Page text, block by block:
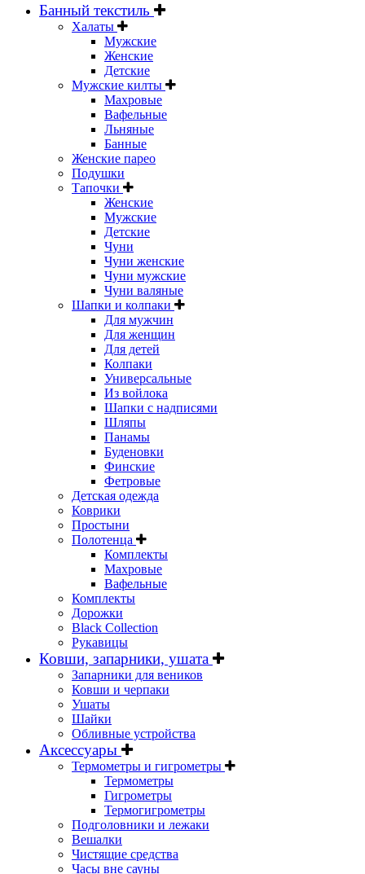
Банный текстиль
Халаты
Мужские
Женские
Детские
Мужские килты
Махровые
Вафельные
Льняные
Банные
Женские парео
Подушки
Тапочки
Женские
Мужские
Детские
Чуни
Чуни женские
Чуни мужские
Чуни валяные
Шапки и колпаки
Для мужчин
Для женщин
Для детей
Колпаки
Универсальные
Из войлока
Шапки с надписями
Шляпы
Панамы
Буденовки
Финские
Фетровые
Детская одежда
Коврики
Простыни
Полотенца
Комплекты
Махровые
Вафельные
Комплекты
Дорожки
Black Collection
Рукавицы
Ковши, запарники, ушата
Запарники для веников
Ковши и черпаки
Ушаты
Шайки
Обливные устройства
Аксессуары
Термометры и гигрометры
Термометры
Гигрометры
Термогигрометры
Подголовники и лежаки
Вешалки
Чистящие средства
Часы вне сауны